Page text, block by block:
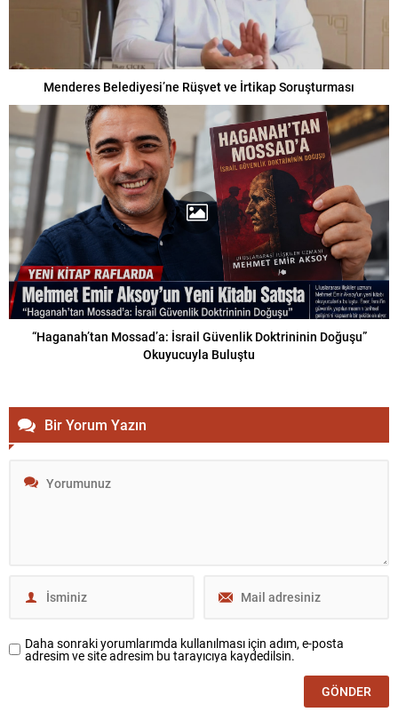
Menderes Belediyesi’ne Rüşvet ve İrtikap Soruşturması
“Haganah’tan Mossad’a: İsrail Güvenlik Doktrininin Doğuşu”
Okuyucuyla Buluştu
Bir Yorum Yazın
Daha sonraki yorumlarımda kullanılması için adım, e-posta
adresim ve site adresim bu tarayıcıya kaydedilsin.